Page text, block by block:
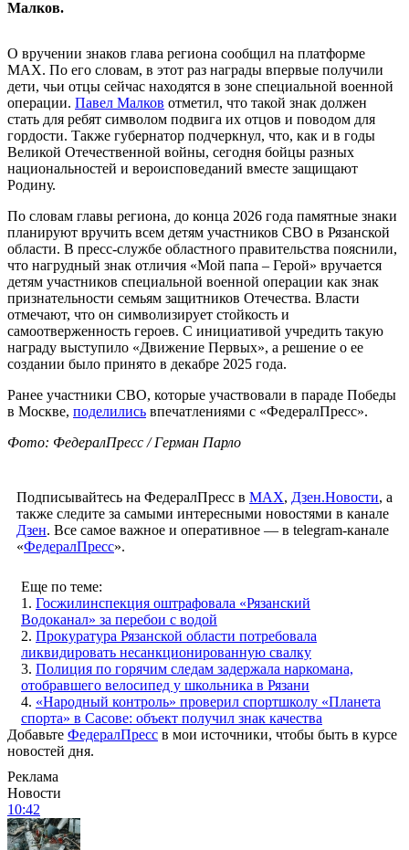
РЯЗАНЬ, 9 мая, ФедералПресс. В Рязанской области
– Герой» детям участников специальной военной операции.
О вручении знаков глава региона сообщил на платформе
MAX. По его словам, в этот раз награды впервые получили
стать для ребят символом подвига их отцов и поводом для
гордости. Также губернатор подчеркнул, что, как и в годы
Великой Отечественной войны, сегодня бойцы разных
национальностей и вероисповеданий вместе защищают
Родину.
По словам главы региона, до конца 2026 года памятные знаки
планируют вручить всем детям участников СВО в Рязанской
области. В пресс-службе областного правительства пояснили,
что нагрудный знак отличия «Мой папа – Герой» вручается
детям участников специальной военной операции как знак
признательности семьям защитников Отечества. Власти
отмечают, что он символизирует стойкость и
самоотверженность героев. С инициативой учредить такую
награду выступило «Движение Первых», а решение о ее
создании было принято в декабре 2025 года.